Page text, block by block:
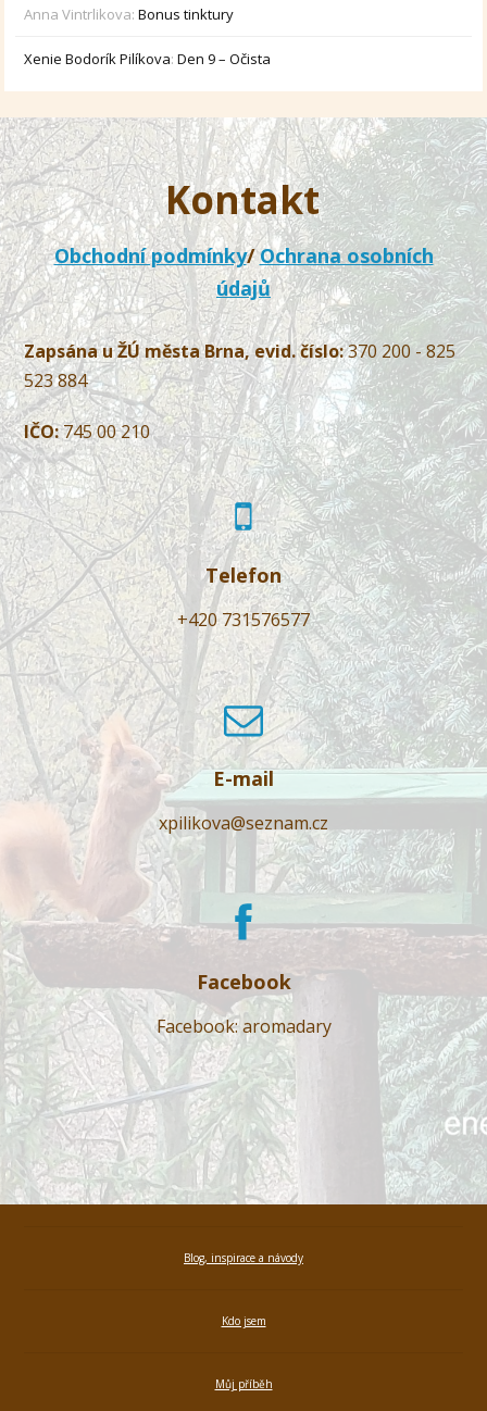
Anna Vintrlikova:Bonus tinktury
Xenie Bodorík Pilíkova:Den 9 – Očista
Kontakt
Obchodní podmínky/Ochrana osobních
údajů
Zapsána u ŽÚ města Brna, evid. číslo:370 200 - 825
523 884
IČO:745 00 210
Telefon
+420 731576577
E-mail
xpilikova@seznam.cz
Facebook
Facebook: aromadary
Blog, inspirace a návody
Kdo jsem
Můj příběh